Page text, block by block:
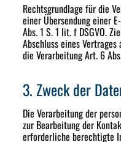
Rechtsgrundlage für die
einer Übersendung einer
Abs. 1 S. 1 lit. f DSGVO.
Abschluss eines
die Verarbeitung Art. 6
3. Zweck der
Die Verarbeitung der
zur Bearbeitung der
erforderliche berechtigte